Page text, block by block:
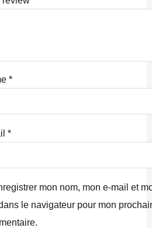
*
*
mon nom, mon e-mail et
le navigateur pour mon